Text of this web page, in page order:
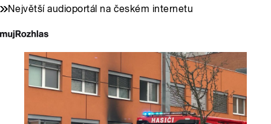
Největší audioportál na českém internetu